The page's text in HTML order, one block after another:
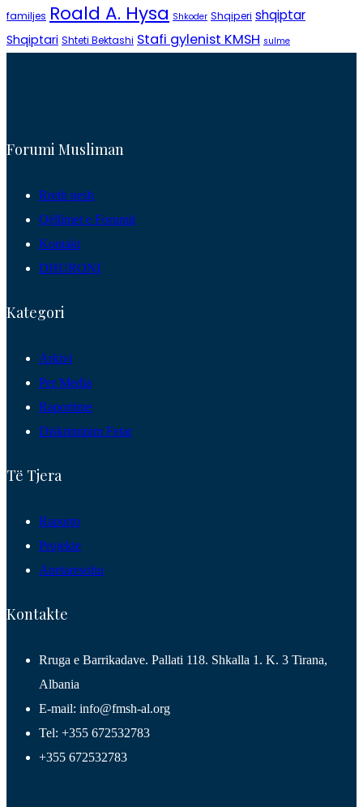
familjes Roald A. Hysa Shkoder Shqiperi shqiptar
Shqiptari Shteti Bektashi Stafi gylenist KMSH sulme
Forumi Musliman
Rreth nesh
Qëllimet e Forumit
Kontakt
DHURONI
Kategori
Arkivi
Per Media
Raportime
Diskriminim Fetar
Të Tjera
Raporto
Projekte
Anetaresohu
Kontakte
Rruga e Barrikadave. Pallati 118. Shkalla 1. K. 3 Tirana,
Albania
E-mail: info@fmsh-al.org
Tel: +355 672532783
+355 672532783